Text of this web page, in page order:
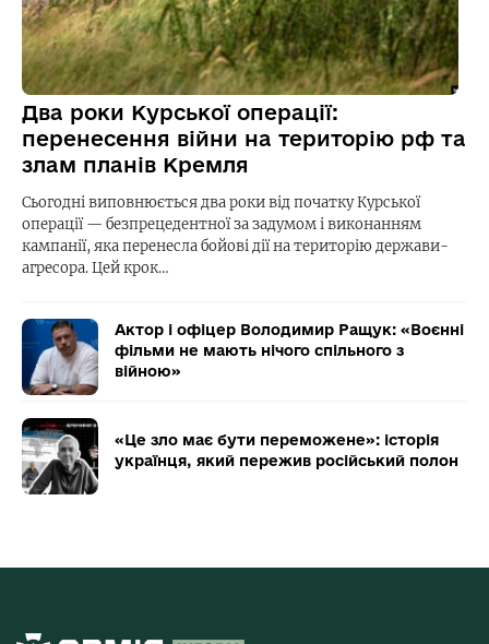
Два роки Курської операції:
перенесення війни на територію рф та
злам планів Кремля
Сьогодні виповнюється два роки від початку Курської
операції — безпрецедентної за задумом і виконанням
кампанії, яка перенесла бойові дії на територію держави-
агресора. Цей крок…
Актор і офіцер Володимир Ращук: «Воєнні
фільми не мають нічого спільного з
війною»
«Це зло має бути переможене»: історія
українця, який пережив російський полон